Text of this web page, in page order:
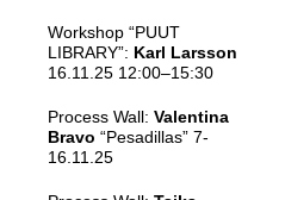
Workshop “PUUT
LIBRARY”: Karl Larsson
16.11.25 12:00–15:30
Process Wall: Valentina
Bravo “Pesadillas” 7-
16.11.25